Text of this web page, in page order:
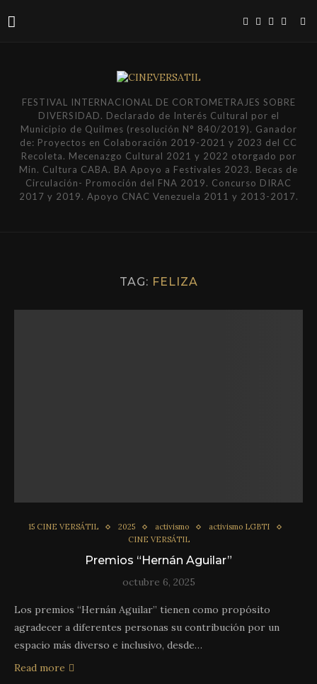
FESTIVAL INTERNACIONAL DE CORTOMETRAJES SOBRE
DIVERSIDAD. Declarado de Interés Cultural por el
Municipio de Quilmes (resolución N° 840/2019). Ganador
de: Proyectos en Colaboración 2019-2021 y 2023 del CC
Recoleta. Mecenazgo Cultural 2021 y 2022 otorgado por
Min. Cultura CABA. BA Apoyo a Festivales 2023. Becas de
Circulación- Promoción del FNA 2019. Concurso DIRAC
2017 y 2019. Apoyo CNAC Venezuela 2011 y 2013-2017.
TAG: FELIZA
15 CINE VERSÁTIL 2025 activismo
activismo LGBTI
CINE VERSÁTIL
Premios “Hernán Aguilar”
octubre 6, 2025
Los premios “Hernán Aguilar” tienen como propósito
agradecer a diferentes personas su contribución por un
espacio más diverso e inclusivo, desde…
Read more